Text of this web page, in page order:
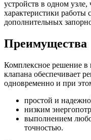
устройств в одном
характеристики работы
дополнительных
Преимущества
Комплексное решение в
клапана обеспечивает
одновременно и при
простой и
низким
выполнением
точностью.